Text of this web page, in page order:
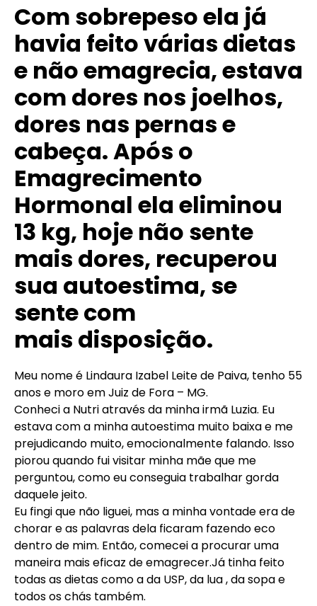
Com sobrepeso ela já
havia feito várias dietas
e não emagrecia, estava
com dores nos joelhos,
dores nas pernas e
cabeça. Após o
Emagrecimento
Hormonal ela eliminou
13 kg, hoje não sente
mais dores, recuperou
sua autoestima, se
sente com
mais disposição.
Meu nome é Lindaura Izabel Leite de Paiva, tenho 55
anos e moro em Juiz de Fora – MG.
Conheci a Nutri através da minha irmã Luzia. Eu
estava com a minha autoestima muito baixa e me
prejudicando muito, emocionalmente falando. Isso
piorou quando fui visitar minha mãe que me
perguntou, como eu conseguia trabalhar gorda
daquele jeito.
Eu fingi que não liguei, mas a minha vontade era de
chorar e as palavras dela ficaram fazendo eco
dentro de mim. Então, comecei a procurar uma
maneira mais eficaz de emagrecer.Já tinha feito
todas as dietas como a da USP, da lua , da sopa e
todos os chás também.